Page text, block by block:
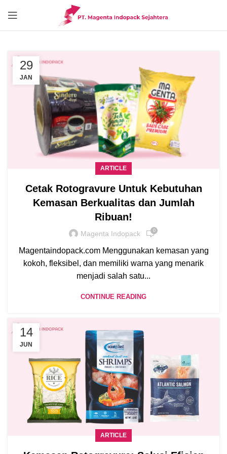
29
JAN
ARTICLE
Cetak Rotogravure Untuk Kebutuhan
Kemasan Berkualitas dan Jumlah
Ribuan!
Magenta Indopack 0
Magentaindopack.com Menggunakan kemasan yang
kokoh, fleksibel, dan memiliki warna yang menarik
menjadi salah satu...
CONTINUE READING
14
JUN
ARTICLE